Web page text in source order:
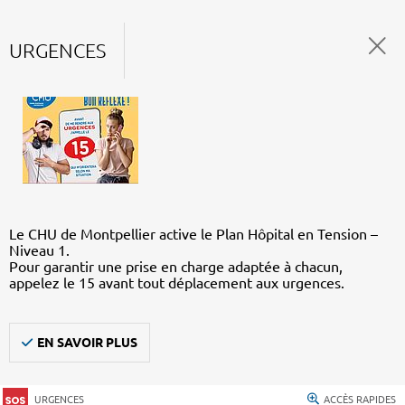
URGENCES
Le CHU de Montpellier active le Plan Hôpital en Tension –
Niveau 1.
Pour garantir une prise en charge adaptée à chacun,
appelez le 15 avant tout déplacement aux urgences.
EN SAVOIR PLUS
URGENCES ACCÈS RAPIDES